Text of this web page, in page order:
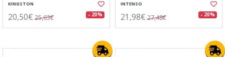
KINGSTON
20,50€ 25,63€ - 20%
INTENSO
21,98€ 27,48€ - 20%